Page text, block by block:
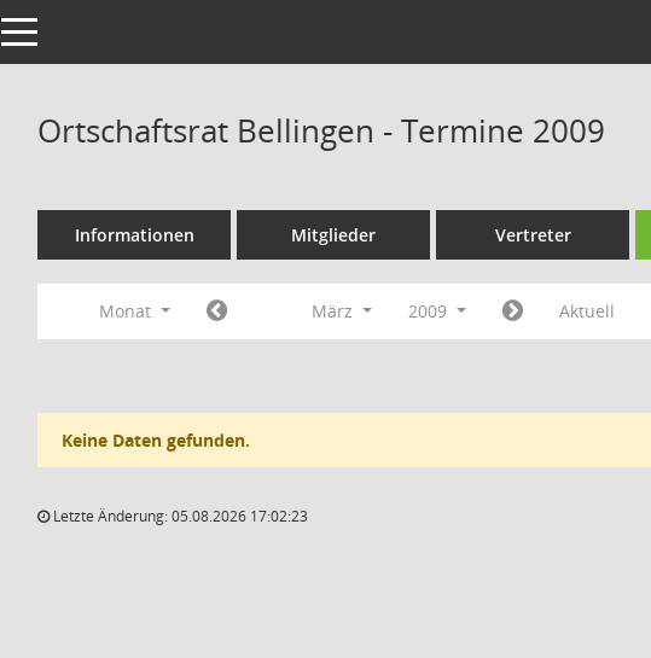
Toggle navigation
Ortschaftsrat Bellingen - Termine 2009
Informationen Mitglieder Vertreter
Monat März 2009 Aktuell
Keine Daten gefunden.
Letzte Änderung: 05.08.2026 17:02:23